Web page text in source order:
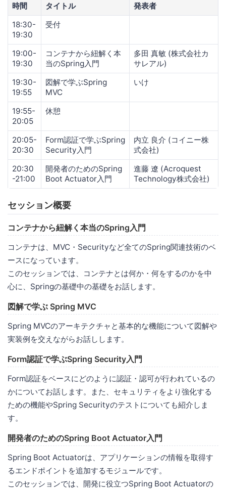
時間 タイトル
発表者
18:30-
19:30
受付
19:00-
19:30
コンテナから紐解く本
当のSpring入門
多田 真敏 (株式会社カ
サレアル)
19:30-
19:55
図解で学ぶSpring
MVC
いけ
19:55-
20:05
休憩
20:05-
20:30
Form認証で学ぶSpring
Security入門
内立 良介 (コイニー株
式会社)
20:30
-21:00
開発者のためのSpring
Boot Actuator入門
進藤 遼 (Acroquest
Technology株式会社)
セッション概要
コンテナから紐解く本当のSpring入門
コンテナは、MVC・Securityなど全てのSpring関連技術のベ
ースになっています。
このセッションでは、コンテナとは何か・何をするのかを中
心に、Springの基礎中の基礎をお話します。
図解で学ぶ Spring MVC
Spring MVCのアーキテクチャと基本的な機能について図解や
実装例を交えながらお話しします。
Form認証で学ぶSpring Security入門
Form認証をベースにどのように認証・認可が行われているの
かについてお話します。また、セキュリティをより強化する
ための機能やSpring Securityのテストについても紹介しま
す。
開発者のためのSpring Boot Actuator入門
Spring Boot Actuatorは、アプリケーションの情報を取得す
るエンドポイントを追加するモジュールです。
このセッションでは、開発に役立つSpring Boot Actuatorの